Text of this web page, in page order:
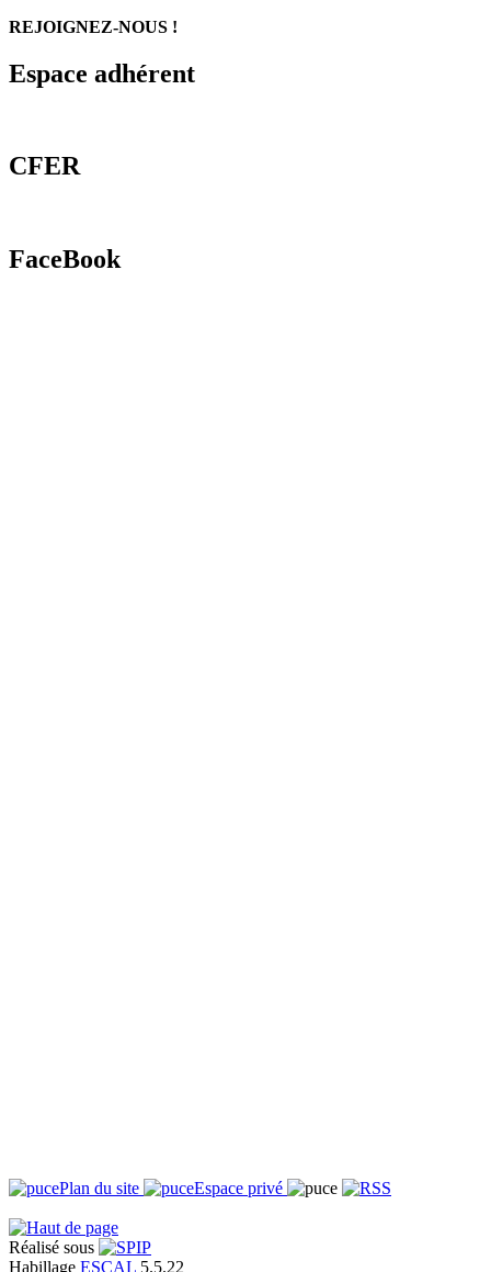
REJOIGNEZ-NOUS !
Espace adhérent
CFER
FaceBook
Plan du site Espace privé
Réalisé sous
Habillage ESCAL 5.5.22